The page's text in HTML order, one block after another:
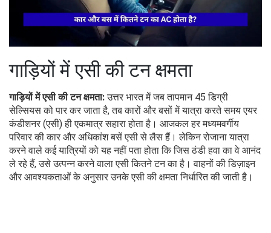
गाड़ियों में एसी की टन क्षमता
गाड़ियों में एसी की टन क्षमता:उत्तर भारत में जब तापमान 45 डिग्री
सेल्सियस को पार कर जाता है, तब कारों और बसों में यात्रा करते समय एयर
कंडीशनर (एसी) ही एकमात्र सहारा होता है। आजकल हर मध्यमवर्गीय
परिवार की कार और अधिकांश बसें एसी से लैस हैं। लेकिन रोजाना यात्रा
करने वाले कई यात्रियों को यह नहीं पता होता कि जिस ठंडी हवा का वे आनंद
ले रहे हैं, उसे उत्पन्न करने वाला एसी कितने टन का है। वाहनों की डिज़ाइन
और आवश्यकताओं के अनुसार उनके एसी की क्षमता निर्धारित की जाती है।